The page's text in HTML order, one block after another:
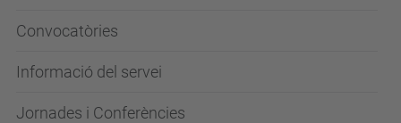
Convocatòries
Informació del servei
Jornades i Conferències